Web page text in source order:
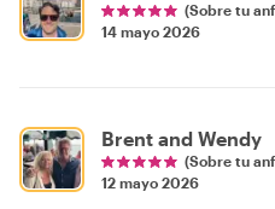
(Sobre tu
14 mayo 2026
Brent and Wendy
(Sobre tu
12 mayo 2026